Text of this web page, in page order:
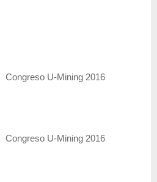
Congreso U-Mining 2016
Congreso U-Mining 2016